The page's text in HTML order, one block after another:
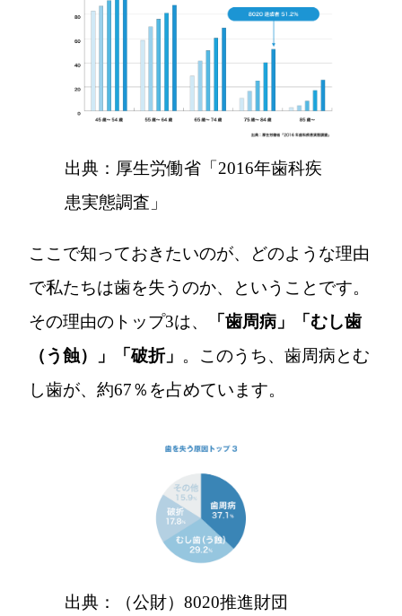
出典：厚生労働省「2016年歯科疾
患実態調査」
ここで知っておきたいのが、どのような理由
で私たちは歯を失うのか、ということです。
その理由のトップ3は、
「歯周病」「むし歯
（う蝕）」「破折」 。このうち、歯周病とむ
し歯が、約67％を占めています。
出典：（公財）8020推進財団